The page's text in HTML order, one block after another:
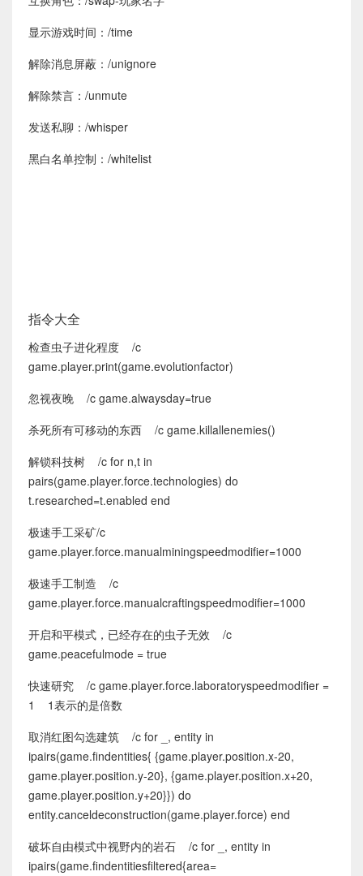
显示游戏时间：/time
解除消息屏蔽：/unignore
解除禁言：/unmute
发送私聊：/whisper
黑白名单控制：/whitelist
指令大全
检查虫子进化程度 /c
game.player.print(game.evolutionfactor)
忽视夜晚 /c game.alwaysday=true
杀死所有可移动的东西 /c game.killallenemies()
解锁科技树 /c for n,t in
pairs(game.player.force.technologies) do
t.researched=t.enabled end
极速手工采矿/c
game.player.force.manualminingspeedmodifier=1000
极速手工制造 /c
game.player.force.manualcraftingspeedmodifier=1000
开启和平模式，已经存在的虫子无效 /c
game.peacefulmode = true
快速研究 /c game.player.force.laboratoryspeedmodifier =
1 1表示的是倍数
取消红图勾选建筑 /c for _, entity in
ipairs(game.findentities{ {game.player.position.x-20,
game.player.position.y-20}, {game.player.position.x+20,
game.player.position.y+20}}) do
entity.canceldeconstruction(game.player.force) end
破坏自由模式中视野内的岩石 /c for _, entity in
ipairs(game.findentitiesfiltered{area=